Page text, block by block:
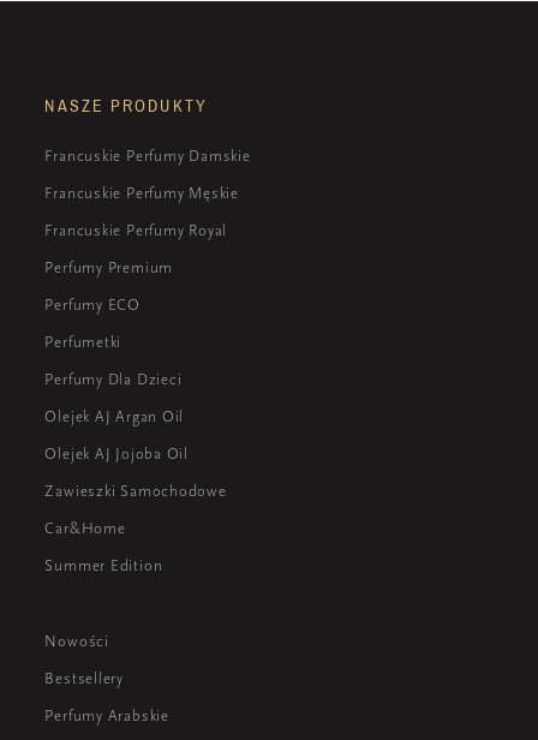
NASZE PRODUKTY
Francuskie Perfumy Damskie
Francuskie Perfumy Męskie
Francuskie Perfumy Royal
Perfumy Premium
Perfumy ECO
Perfumetki
Perfumy Dla Dzieci
Olejek AJ Argan Oil
Olejek AJ Jojoba Oil
Zawieszki Samochodowe
Car&Home
Summer Edition
Nowości
Bestsellery
Perfumy Arabskie